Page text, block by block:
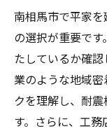
南相馬市で平家
の選択が重要で
たしているか確
業のような地域
クを理解し、耐
す。さらに、工